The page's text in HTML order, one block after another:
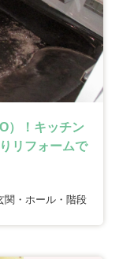
）！キッチン
リフォームで
関・ホール・階段